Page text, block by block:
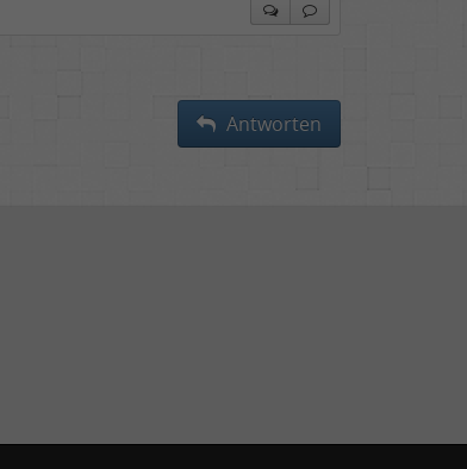
Antworten